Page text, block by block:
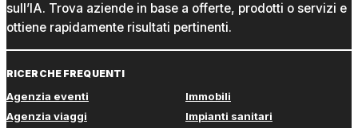
sull’IA. Trova aziende in base a offerte, prodotti o servizi e
ottiene rapidamente risultati pertinenti.
RICERCHE FREQUENTI
Agenzia eventi
Agenzia viaggi
Immobili
Impianti sanitari